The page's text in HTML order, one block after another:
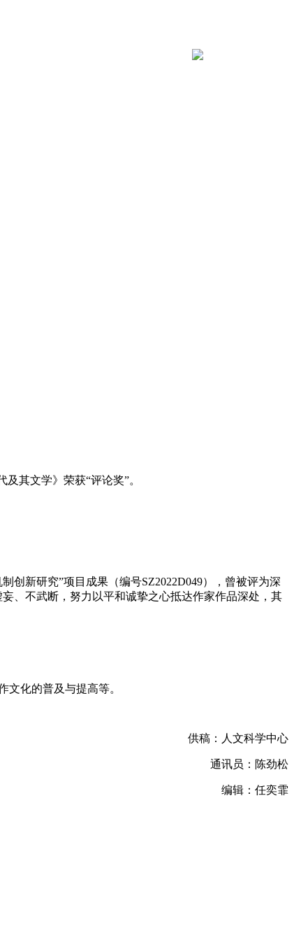
其文学》荣获“评论奖”。
创新研究”项目成果（编号SZ2022D049），曾被评为深
、不武断，努力以平和诚挚之心抵达作家作品深处，其
化的普及与提高等。
供稿：人文科学中心
通讯员：陈劲松
编辑：任奕霏